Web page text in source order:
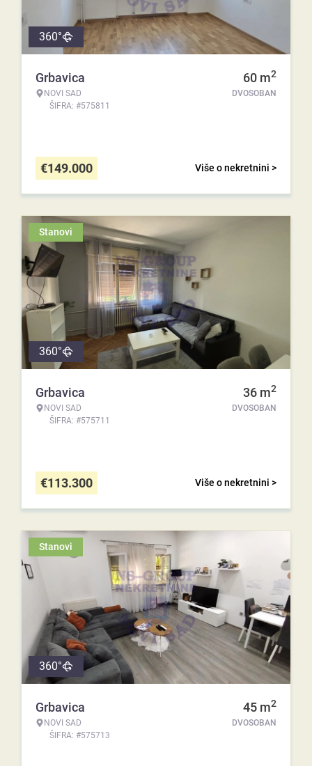
360°
Grbavica
NOVI SAD
ŠIFRA: #575811
60 m2
DVOSOBAN
Više o nekretnini >
€149.000
Stanovi
360°
Grbavica
NOVI SAD
ŠIFRA: #575711
36 m2
DVOSOBAN
Više o nekretnini >
€113.300
Stanovi
360°
Grbavica
NOVI SAD
ŠIFRA: #575713
45 m2
DVOSOBAN